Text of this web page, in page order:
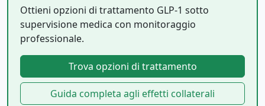
Ottieni opzioni di trattamento GLP-1 sotto
supervisione medica con monitoraggio
professionale.
Trova opzioni di trattamento
Guida completa agli effetti collaterali